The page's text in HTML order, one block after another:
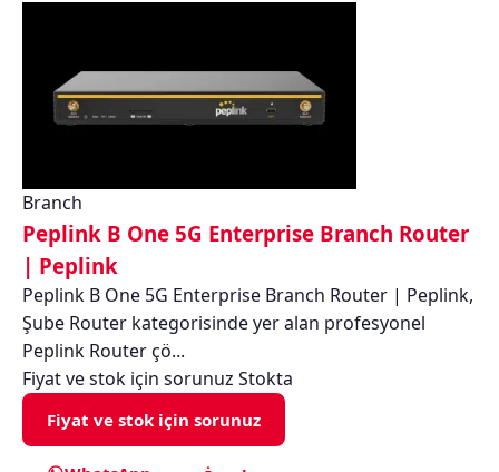
Branch
Peplink B One 5G Enterprise Branch Router
| Peplink
Peplink B One 5G Enterprise Branch Router | Peplink,
Şube Router kategorisinde yer alan profesyonel
Peplink Router çö...
Fiyat ve stok için sorunuz Stokta
Fiyat ve stok için sorunuz